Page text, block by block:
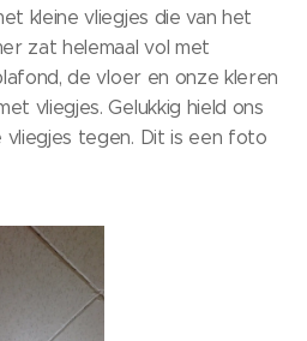
kleine vliegjes die van het
zat helemaal vol met
de vloer en onze kleren
vliegjes. Gelukkig hield ons
tegen. Dit is een foto